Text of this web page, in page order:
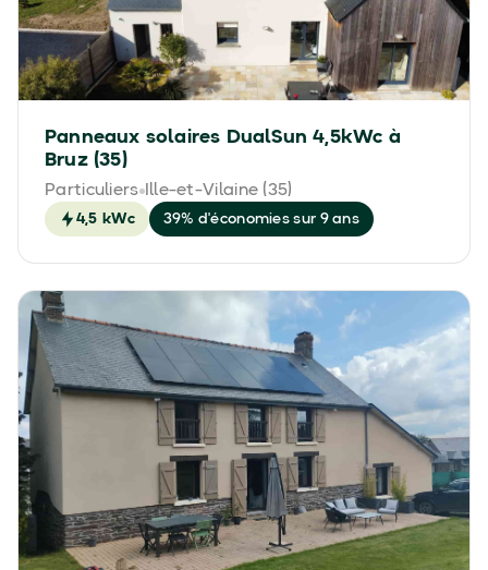
Panneaux solaires DualSun 4,5kWc à
Bruz (35)
Particuliers Ille-et-Vilaine (35)
4,5 kWc 39% d'économies sur 9 ans